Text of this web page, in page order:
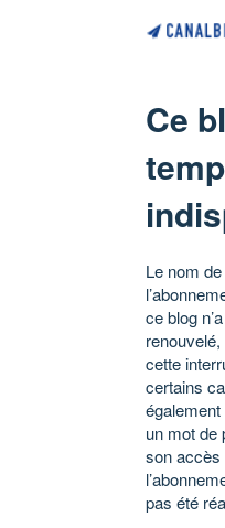
Ce
Le nom
ce blog
cette
certains
un mot de
son accès
pas été